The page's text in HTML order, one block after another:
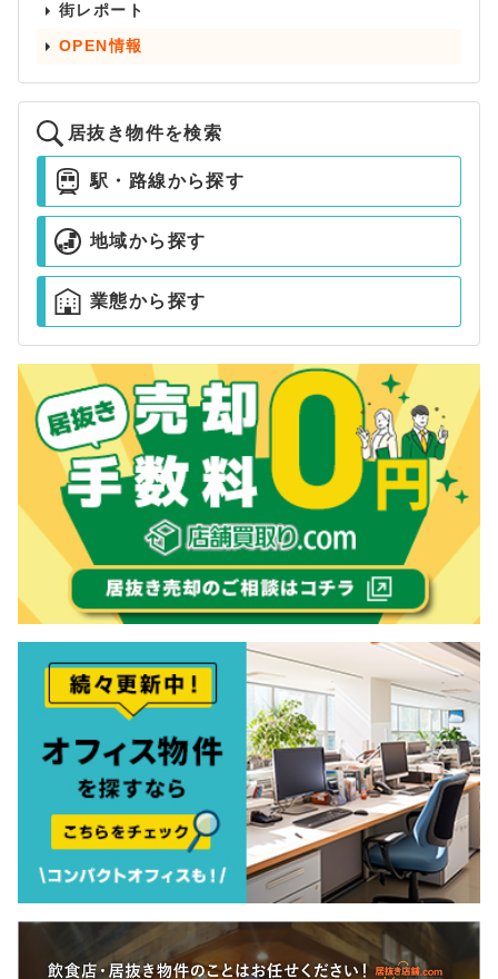
街レポート
OPEN情報
居抜き物件を検索
駅・路線から探す
地域から探す
業態から探す